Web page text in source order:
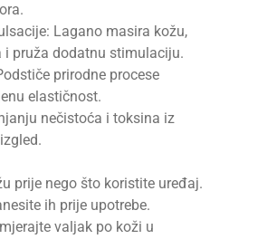
Lagano masira kožu,
pruža dodatnu stimulaciju.
prirodne procese
elastičnost.
nečistoća i toksina iz
prije nego što koristite uređaj.
ih prije upotrebe.
valjak po koži u